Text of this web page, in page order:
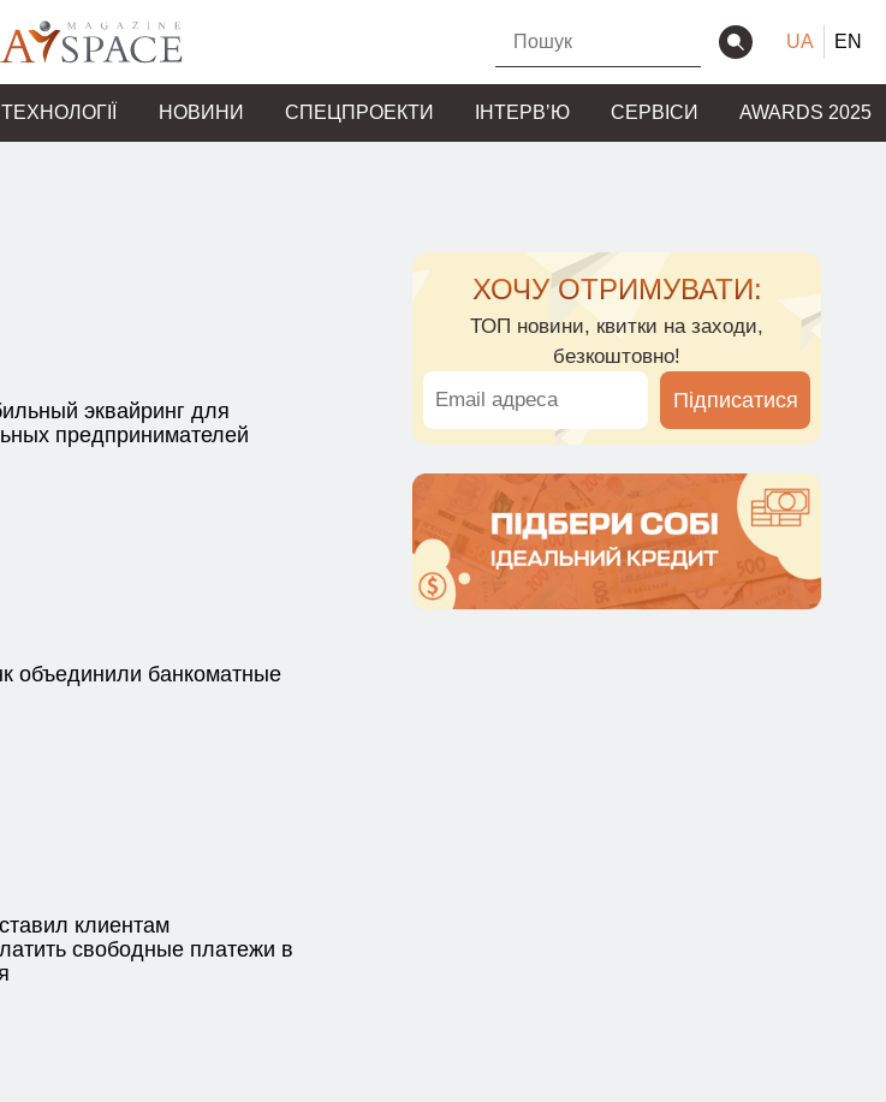
UA EN
ТЕХНОЛОГІЇ НОВИНИ СПЕЦПРОЕКТИ ІНТЕРВʼЮ СЕРВІСИ AWARDS 2025
эквайринг для
предпринимателей
объединили банкоматные
клиентам
свободные платежи в
ХОЧУ ОТРИМУВАТИ:
ТОП новини, квитки на заходи,
безкоштовно!
Підписатися